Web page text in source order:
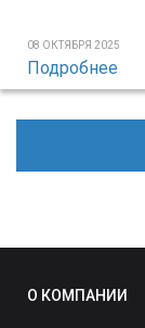
08 ОКТЯБРЯ 2025
Подробнее
О КОМПАНИИ